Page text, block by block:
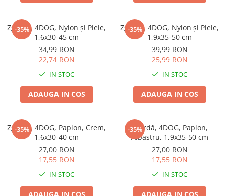
-35%
Zgardă, 4DOG, Nylon și Piele,
1,6x30-45 cm
34,99 RON
22,74 RON
IN STOC
ADAUGA IN COS
-35%
Zgardă, 4DOG, Nylon și Piele,
1,9x35-50 cm
39,99 RON
25,99 RON
IN STOC
ADAUGA IN COS
-35%
Zgardă, 4DOG, Papion, Crem,
1,6x30-40 cm
27,00 RON
17,55 RON
IN STOC
-35%
Zgardă, 4DOG, Papion,
Albastru, 1,9x35-50 cm
27,00 RON
17,55 RON
IN STOC